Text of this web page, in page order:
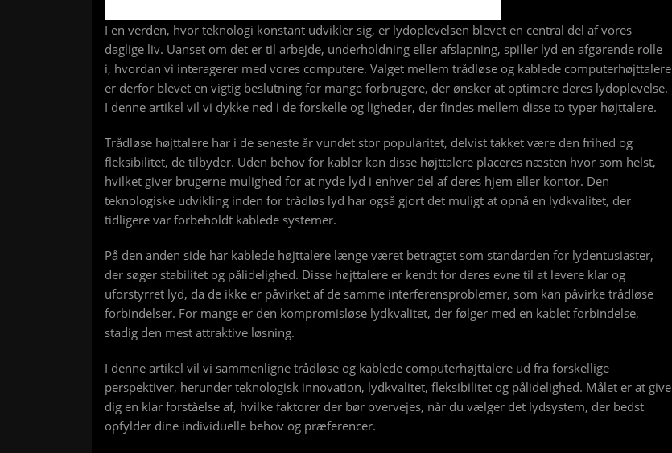
I en verden, hvor teknologi konstant udvikler sig, er lydoplevelsen blevet en central del af vores
daglige liv. Uanset om det er til arbejde, underholdning eller afslapning, spiller lyd en afgørende rolle
i, hvordan vi interagerer med vores computere. Valget mellem trådløse og kablede computerhøjttalere
er derfor blevet en vigtig beslutning for mange forbrugere, der ønsker at optimere deres lydoplevelse.
I denne artikel vil vi dykke ned i de forskelle og ligheder, der findes mellem disse to typer højttalere.
Trådløse højttalere har i de seneste år vundet stor popularitet, delvist takket være den frihed og
fleksibilitet, de tilbyder. Uden behov for kabler kan disse højttalere placeres næsten hvor som helst,
hvilket giver brugerne mulighed for at nyde lyd i enhver del af deres hjem eller kontor. Den
teknologiske udvikling inden for trådløs lyd har også gjort det muligt at opnå en lydkvalitet, der
tidligere var forbeholdt kablede systemer.
På den anden side har kablede højttalere længe været betragtet som standarden for lydentusiaster,
der søger stabilitet og pålidelighed. Disse højttalere er kendt for deres evne til at levere klar og
uforstyrret lyd, da de ikke er påvirket af de samme interferensproblemer, som kan påvirke trådløse
forbindelser. For mange er den kompromisløse lydkvalitet, der følger med en kablet forbindelse,
stadig den mest attraktive løsning.
I denne artikel vil vi sammenligne trådløse og kablede computerhøjttalere ud fra forskellige
perspektiver, herunder teknologisk innovation, lydkvalitet, fleksibilitet og pålidelighed. Målet er at give
dig en klar forståelse af, hvilke faktorer der bør overvejes, når du vælger det lydsystem, der bedst
opfylder dine individuelle behov og præferencer.